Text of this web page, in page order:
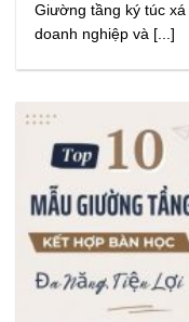
Giường tầng ký túc
doanh nghiệp và [...]